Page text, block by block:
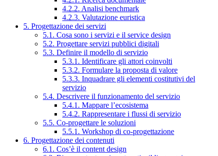
4.2.2. Analisi benchmark
4.2.3. Valutazione euristica
5. Progettazione dei servizi
5.1. Cosa sono i servizi e il service design
5.2. Progettare servizi pubblici digitali
5.3. Definire il modello di servizio
5.3.1. Identificare gli attori coinvolti
5.3.2. Formulare la proposta di valore
5.3.3. Inquadrare gli elementi costitutivi del
servizio
5.4. Descrivere il funzionamento del servizio
5.4.1. Mappare l’ecosistema
5.4.2. Rappresentare i flussi di servizio
5.5. Co-progettare le soluzioni
5.5.1. Workshop di co-progettazione
6. Progettazione dei contenuti
6.1. Cos’è il content design